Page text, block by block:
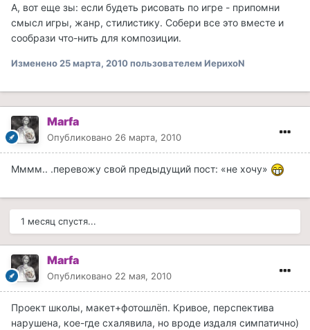
А, вот еще зы: если будеть рисовать по игре - припомни
смысл игры, жанр, стилистику. Собери все это вместе и
сообрази что-нить для композиции.
Изменено 25 марта, 2010пользователем ИерихоN
Marfa
Опубликовано 26 марта, 2010
Мммм.. .перевожу свой предыдущий пост: «не хочу»
1 месяц спустя...
Marfa
Опубликовано 22 мая, 2010
Проект школы, макет+фотошлёп. Кривое, перспектива
нарушена, кое-где схалявила, но вроде издаля симпатично)